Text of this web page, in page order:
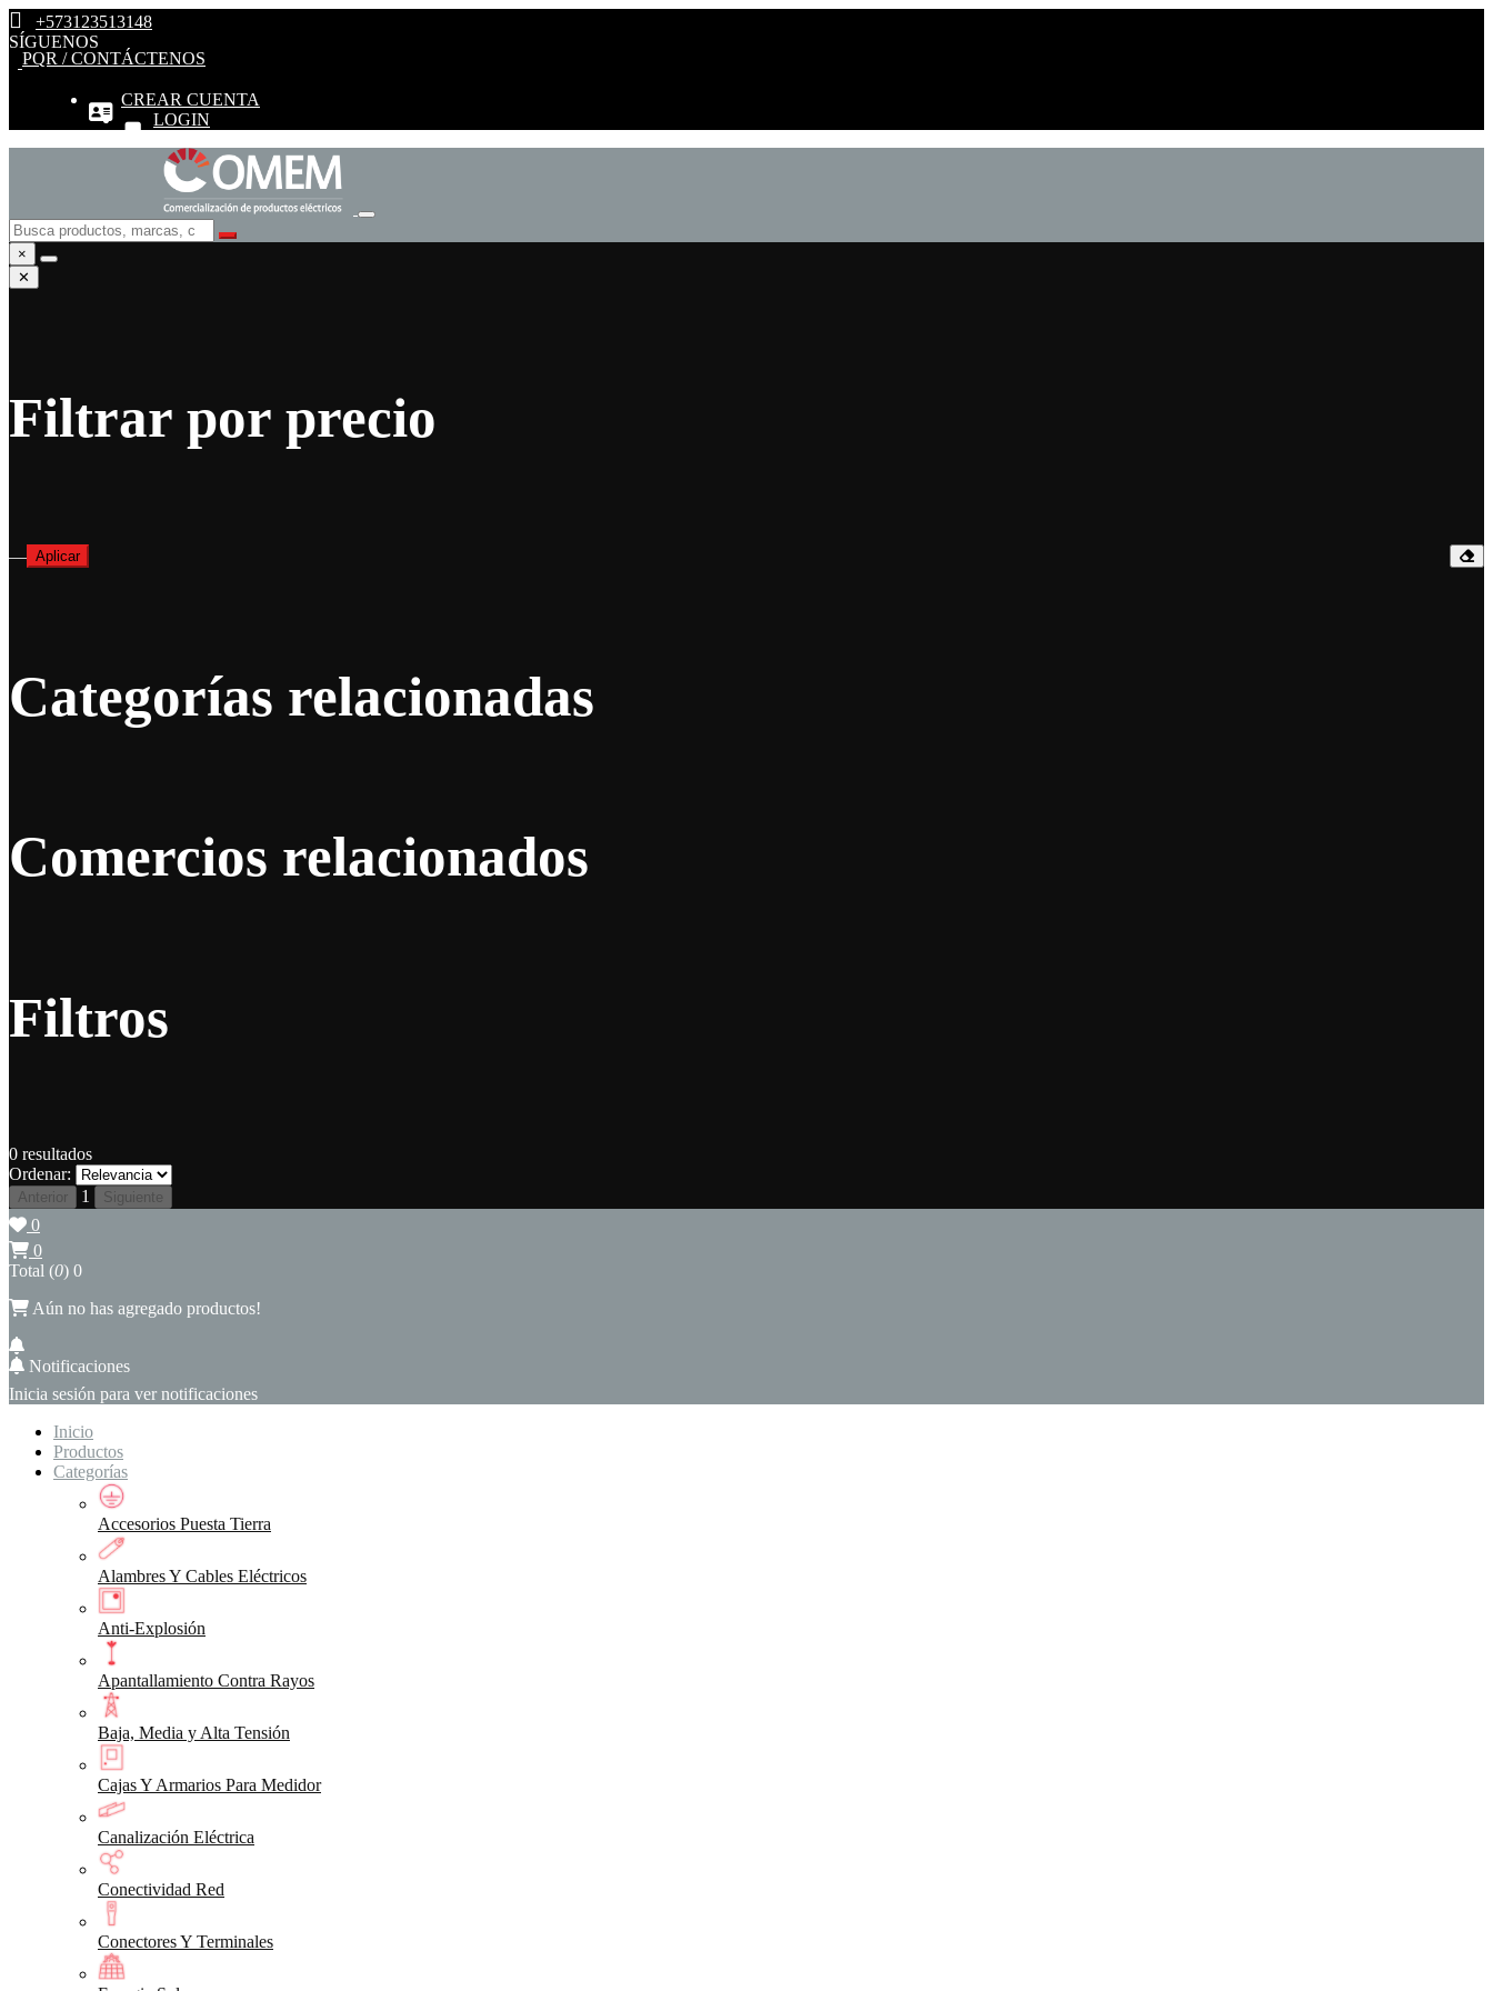
+573123513148
SÍGUENOS
PQR / CONTÁCTENOS
CREAR CUENTA
LOGIN
×
✕
Filtrar por precio
— Aplicar
Categorías relacionadas
Comercios relacionados
Filtros
0 resultados
Ordenar:
Anterior 1 Siguiente
0
0
Total (0) 0
Aún no has agregado productos!
Notificaciones
Inicia sesión para ver notificaciones
Inicio
Productos
Categorías
Accesorios Puesta Tierra
Alambres Y Cables Eléctricos
Anti-Explosión
Apantallamiento Contra Rayos
Baja, Media y Alta Tensión
Cajas Y Armarios Para Medidor
Canalización Eléctrica
Conectividad Red
Conectores Y Terminales